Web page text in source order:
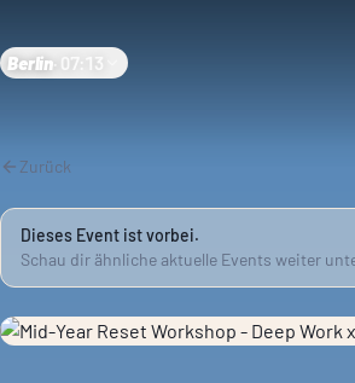
Berlin 07:13
Zurück
Dieses Event ist vorbei.
Schau dir ähnliche aktuelle Events weiter